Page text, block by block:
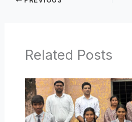
Related Posts